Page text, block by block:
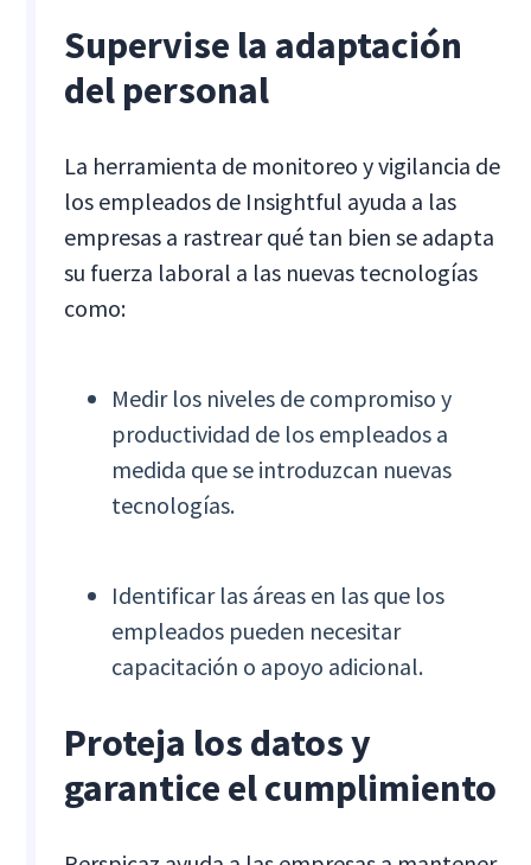
Supervise la adaptación
del personal
La herramienta de monitoreo y vigilancia de
los empleados de Insightful ayuda a las
empresas a rastrear qué tan bien se adapta
su fuerza laboral a las nuevas tecnologías
como:
Medir los niveles de compromiso y
productividad de los empleados a
medida que se introduzcan nuevas
tecnologías.
Identificar las áreas en las que los
empleados pueden necesitar
capacitación o apoyo adicional.
Proteja los datos y
garantice el cumplimiento